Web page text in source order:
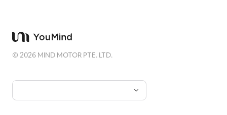
©2026 MIND MOTOR PTE. LTD.